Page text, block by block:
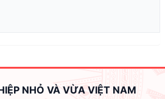
NHỎ VÀ VỪA VIỆT NAM